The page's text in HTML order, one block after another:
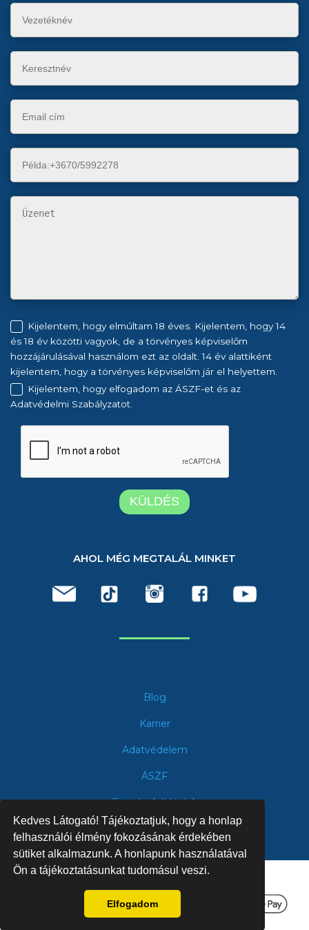
Kedves Látogató! Tájékoztatjuk, hogy a honlap
felhasználói élmény fokozásának érdekében
sütiket alkalmazunk. A honlapunk használatával
Ön a tájékoztatásunkat tudomásul veszi.
Elfogadom
Kijelentem, hogy elmúltam 18 éves. Kijelentem, hogy 14
és 18 év közötti vagyok, de a törvényes képviselőm
hozzájárulásával használom ezt az oldalt. 14 év alattiként
kijelentem, hogy a törvényes képviselőm jár el helyettem.
Kijelentem, hogy elfogadom az ÁSZF-et és az
Adatvédelmi Szabályzatot.
AHOL MÉG MEGTALÁL MINKET
Blog
Karrier
Adatvédelem
ÁSZF
Fizetési feltételek